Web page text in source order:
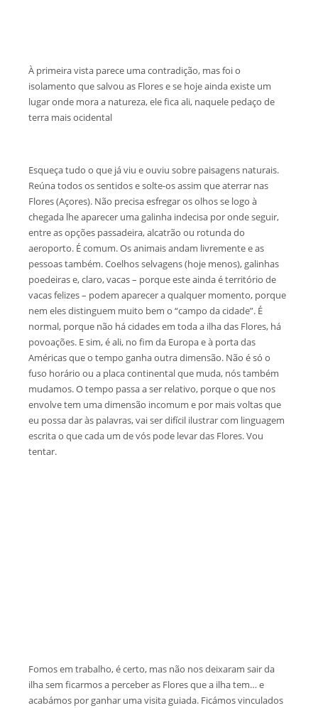
À primeira vista parece uma contradição, mas foi o
isolamento que salvou as Flores e se hoje ainda existe um
lugar onde mora a natureza, ele fica ali, naquele pedaço de
terra mais ocidental
Esqueça tudo o que já viu e ouviu sobre paisagens naturais.
Reúna todos os sentidos e solte-os assim que aterrar nas
Flores (Açores). Não precisa esfregar os olhos se logo à
chegada lhe aparecer uma galinha indecisa por onde seguir,
entre as opções passadeira, alcatrão ou rotunda do
aeroporto. É comum. Os animais andam livremente e as
pessoas também. Coelhos selvagens (hoje menos), galinhas
poedeiras e, claro, vacas – porque este ainda é território de
vacas felizes – podem aparecer a qualquer momento, porque
nem eles distinguem muito bem o “campo da cidade”. É
normal, porque não há cidades em toda a ilha das Flores, há
povoações. E sim, é ali, no fim da Europa e à porta das
Américas que o tempo ganha outra dimensão. Não é só o
fuso horário ou a placa continental que muda, nós também
mudamos. O tempo passa a ser relativo, porque o que nos
envolve tem uma dimensão incomum e por mais voltas que
eu possa dar às palavras, vai ser difícil ilustrar com linguagem
escrita o que cada um de vós pode levar das Flores. Vou
tentar.
Fomos em trabalho, é certo, mas não nos deixaram sair da
ilha sem ficarmos a perceber as Flores que a ilha tem… e
acabámos por ganhar uma visita guiada. Ficámos vinculados